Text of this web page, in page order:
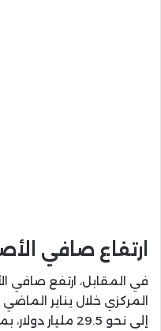
ارتفاع صافي
في المقابل، ارتفع صافي